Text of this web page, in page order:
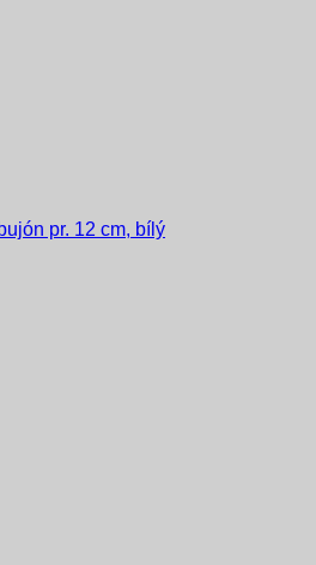
pr. 12 cm, bílý